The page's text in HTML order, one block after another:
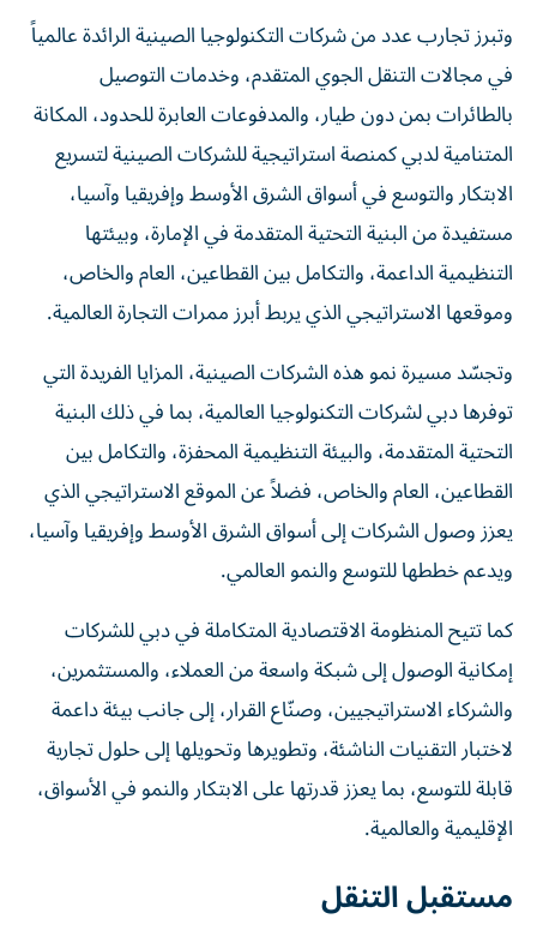
وتبرز تجارب عدد من شركات التكنولوجيا الصينية الرائدة عالمياً
في مجالات التنقل الجوي المتقدم، وخدمات التوصيل
بالطائرات بمن دون طيار، والمدفوعات العابرة للحدود، المكانة
المتنامية لدبي كمنصة استراتيجية للشركات الصينية لتسريع
الابتكار والتوسع في أسواق الشرق الأوسط وإفريقيا وآسيا،
مستفيدة من البنية التحتية المتقدمة في الإمارة، وبيئتها
التنظيمية الداعمة، والتكامل بين القطاعين، العام والخاص،
وموقعها الاستراتيجي الذي يربط أبرز ممرات التجارة العالمية.
وتجسّد مسيرة نمو هذه الشركات الصينية، المزايا الفريدة التي
توفرها دبي لشركات التكنولوجيا العالمية، بما في ذلك البنية
التحتية المتقدمة، والبيئة التنظيمية المحفزة، والتكامل بين
القطاعين، العام والخاص، فضلاً عن الموقع الاستراتيجي الذي
يعزز وصول الشركات إلى أسواق الشرق الأوسط وإفريقيا وآسيا،
ويدعم خططها للتوسع والنمو العالمي.
كما تتيح المنظومة الاقتصادية المتكاملة في دبي للشركات
إمكانية الوصول إلى شبكة واسعة من العملاء، والمستثمرين،
والشركاء الاستراتيجيين، وصنّاع القرار، إلى جانب بيئة داعمة
لاختبار التقنيات الناشئة، وتطويرها وتحويلها إلى حلول تجارية
قابلة للتوسع، بما يعزز قدرتها على الابتكار والنمو في الأسواق،
الإقليمية والعالمية.
مستقبل التنقل